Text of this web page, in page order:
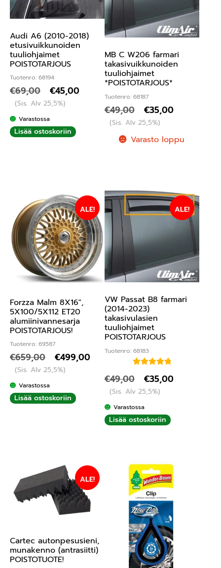
Audi A6 (2010-2018)
etusivuikkunoiden
tuuliohjaimet
POISTOTARJOUS
Tuotenro: 68194
€69,00 €45,00
(Sis. Alv 25,5%)
Varastossa
Lisää ostoskoriin
MB C W206 farmari
takasivuikkunoiden
tuuliohjaimet
*POISTOTARJOUS*
Tuotenro: 68187
€49,00 €35,00
(Sis. Alv 25,5%)
Varasto loppu
Forzza Malm 8X16″,
5X100/5X112 ET20
alumiinivannesarja
POISTOTARJOUS!
Tuotenro: 69587
ALE!
€659,00 €499,00
(Sis. Alv 25,5%)
Varastossa
Lisää ostoskoriin
VW Passat B8 farmari
(2014-2023)
takasivulasien
tuuliohjaimet
POISTOTARJOUS
Tuotenro: 68183
tuotteesta:
5.00/ 5
ALE!
€49,00 €35,00
(Sis. Alv 25,5%)
Varastossa
Lisää ostoskoriin
Cartec autonpesusieni,
munakenno (antrasiitti)
POISTOTUOTE!
ALE!